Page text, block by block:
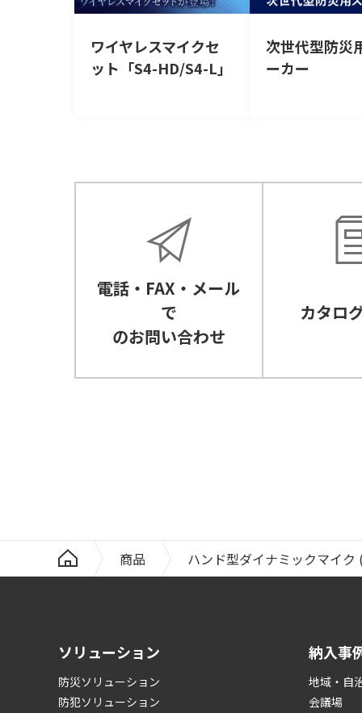
ワイヤレスマイクセ
ット「S4-HD/S4-L」
次世代型防災
ーカー
電話・FAX・メール
で
のお問い合わせ
カタロ
商品 ハンド型ダイナミックマイク
ソリューション
防災ソリューション
防犯ソリューション
納入事
地域・自
会議場